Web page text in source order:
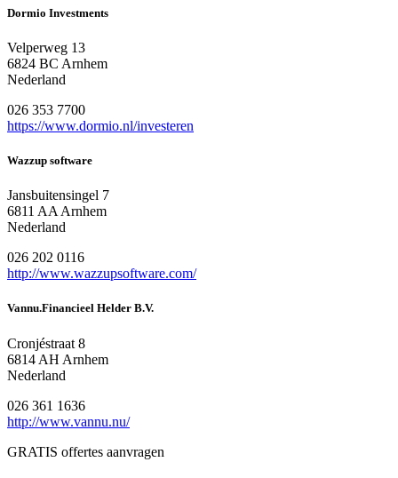
Dormio Investments
Velperweg 13
6824 BC Arnhem
Nederland
026 353 7700
https://www.dormio.nl/investeren
Wazzup software
Jansbuitensingel 7
6811 AA Arnhem
Nederland
026 202 0116
http://www.wazzupsoftware.com/
Vannu.Financieel Helder B.V.
Cronjéstraat 8
6814 AH Arnhem
Nederland
026 361 1636
http://www.vannu.nu/
GRATIS offertes aanvragen